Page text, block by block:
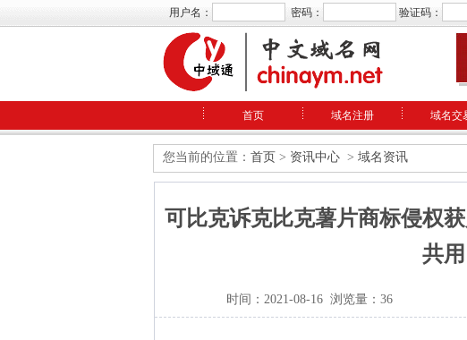
用户名： 密码： 验证码：
首页 域名注册 域名交
您当前的位置： 首页 > 资讯中心 > 域名资讯
可比克诉克比克薯片商标侵权
共用
时间：2021-08-16 浏览量：36